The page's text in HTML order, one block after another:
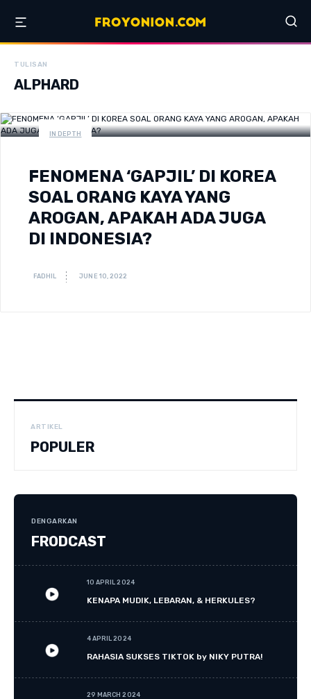
TULISAN
ALPHARD
IN DEPTH
FENOMENA ‘GAPJIL’ DI KOREA
SOAL ORANG KAYA YANG
AROGAN, APAKAH ADA JUGA
DI INDONESIA?
FADHIL JUNE 10, 2022
ARTIKEL
POPULER
DENGARKAN
FRODCAST
10 APRIL 2024
KENAPA MUDIK, LEBARAN, & HERKULES?
4 APRIL 2024
RAHASIA SUKSES TIKTOK by NIKY PUTRA!
29 MARCH 2024